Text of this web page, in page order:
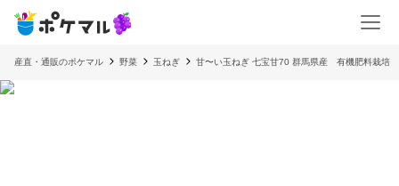
産直・通販のポケマル 野菜 玉ねぎ 甘〜い玉ねぎ 七宝甘70 群馬県産 有機肥料栽培